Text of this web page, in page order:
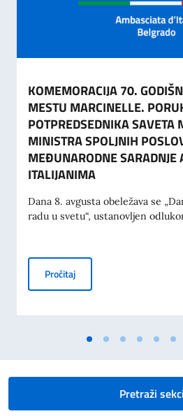
KOMEMORACIJA 70.
MESTU MARCINELLE.
POTPREDSEDNIKA SAVETA
MINISTRA SPOLJNIH
MEĐUNARODNE SARADNJE
ITALIJANIMA
Dana 8. avgusta obeležava se
radu u svetu“, ustanovljen
PročitajKOMEMORACIJA 70.
Pretraži